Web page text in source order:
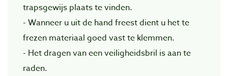
trapsgewijs plaats te vinden.
- Wanneer u uit de hand freest dient u het te
frezen materiaal goed vast te klemmen.
- Het dragen van een veiligheidsbril is aan te
raden.